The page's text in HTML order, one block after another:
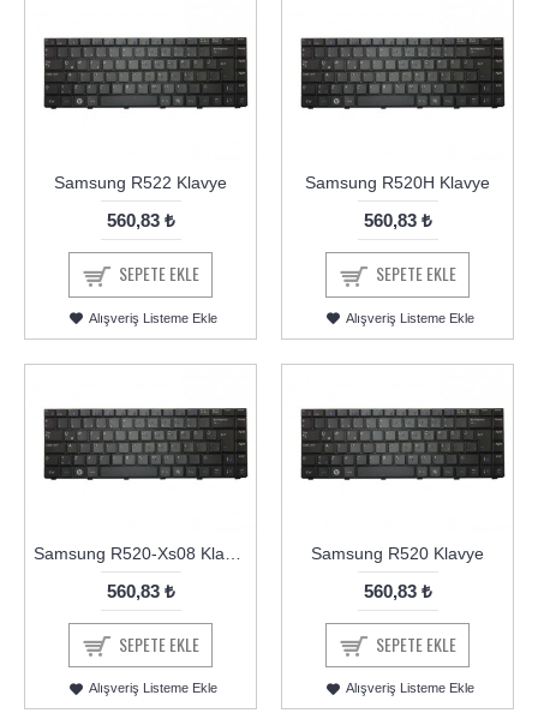
Samsung R522 Klavye
560,83 ₺
SEPETE EKLE
Alışveriş Listeme Ekle
Samsung R520H Klavye
560,83 ₺
SEPETE EKLE
Alışveriş Listeme Ekle
560,83 ₺
SEPETE EKLE
Alışveriş Listeme Ekle
Samsung R520 Klavye
560,83 ₺
SEPETE EKLE
Alışveriş Listeme Ekle